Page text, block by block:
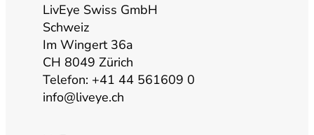
LivEye Swiss GmbH
Schweiz
Im Wingert 36a
CH 8049 Zürich
Telefon: +41 44 561609 0
info@liveye.ch